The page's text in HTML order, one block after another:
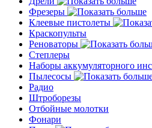
Фрезеры
Клеевые пистолеты
Краскопульты
Реноваторы
Степлеры
Наборы аккумуляторного
Пылесосы
Радио
Штроборезы
Отбойные молотки
Фонари